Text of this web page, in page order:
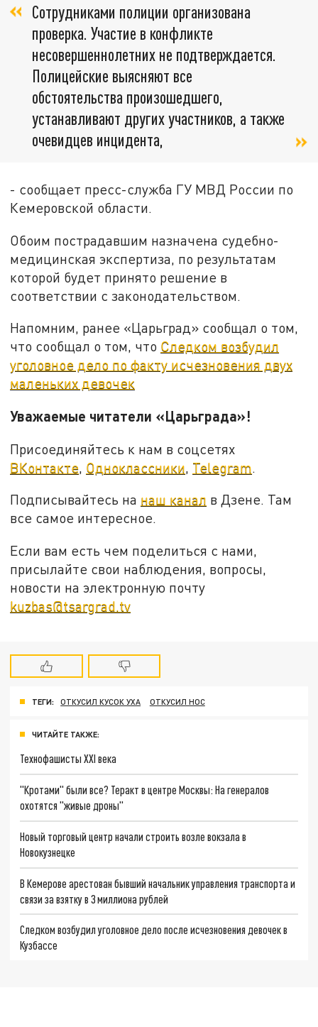
Сотрудниками полиции организована
проверка. Участие в конфликте
несовершеннолетних не подтверждается.
Полицейские выясняют все
обстоятельства произошедшего,
устанавливают других участников, а также
очевидцев инцидента,
- сообщает пресс-служба ГУ МВД России по
Кемеровской области.
Обоим пострадавшим назначена судебно-
медицинская экспертиза, по результатам
которой будет принято решение в
соответствии с законодательством.
Напомним, ранее «Царьград» сообщал о том,
что сообщал о том, что Следком возбудил
уголовное дело по факту исчезновения двух
маленьких девочек
Уважаемые читатели «Царьграда»!
Присоединяйтесь к нам в соцсетях
ВКонтакте, Одноклассники, Telegram.
Подписывайтесь на наш канал в Дзене. Там
все самое интересное.
Если вам есть чем поделиться с нами,
присылайте свои наблюдения, вопросы,
новости на электронную почту
kuzbas@tsargrad.tv
ТЕГИ: ОТКУСИЛ КУСОК УХА ОТКУСИЛ НОС
ЧИТАЙТЕ ТАКЖЕ:
Технофашисты XXI века
"Кротами" были все? Теракт в центре Москвы: На генералов
охотятся "живые дроны"
Новый торговый центр начали строить возле вокзала в
Новокузнецке
В Кемерове арестован бывший начальник управления транспорта и
связи за взятку в 3 миллиона рублей
Следком возбудил уголовное дело после исчезновения девочек в
Кузбассе